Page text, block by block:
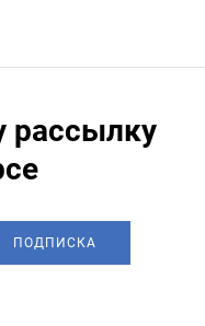
рассылку
ПОДПИСКА